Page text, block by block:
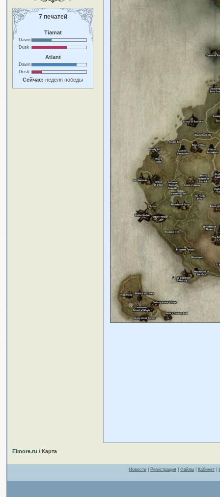
7 печатей
Tiamat
Dawn
Dusk
Atlant
Dawn
Dusk
Сейчас: неделя победы
Elmore.ru / Карта
Новости Регистрация Файлы Кабинет